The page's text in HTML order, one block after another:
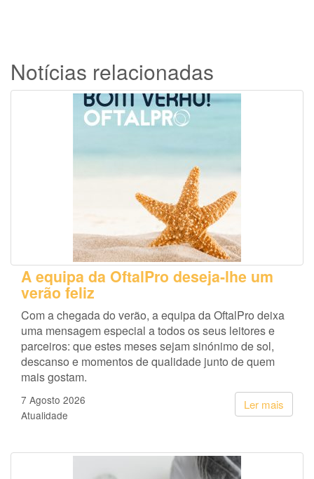
Notícias relacionadas
A equipa da OftalPro deseja-lhe um
verão feliz
Com a chegada do verão, a equipa da OftalPro deixa
uma mensagem especial a todos os seus leitores e
parceiros: que estes meses sejam sinónimo de sol,
descanso e momentos de qualidade junto de quem
mais gostam.
Ler mais
7 Agosto 2026
Atualidade